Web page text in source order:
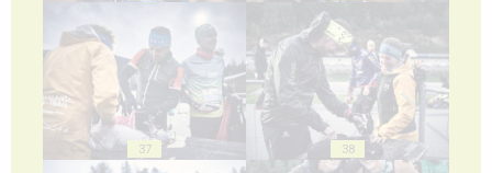
37 38